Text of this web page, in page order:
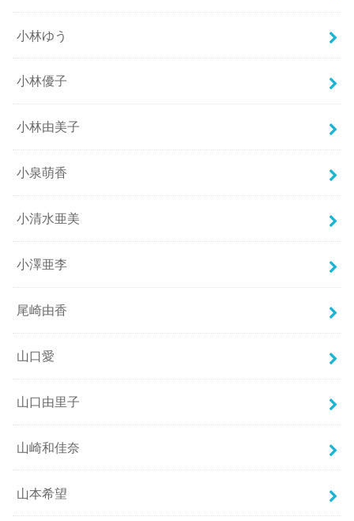
小林ゆう
小林優子
小林由美子
小泉萌香
小清水亜美
小澤亜李
尾崎由香
山口愛
山口由里子
山崎和佳奈
山本希望